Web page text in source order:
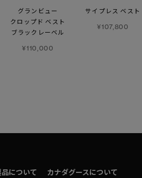
グランビュー
クロップド ベスト
ブラックレーベル
¥110,000
サイプレス ベスト
¥107,800
品について カナダグースについて